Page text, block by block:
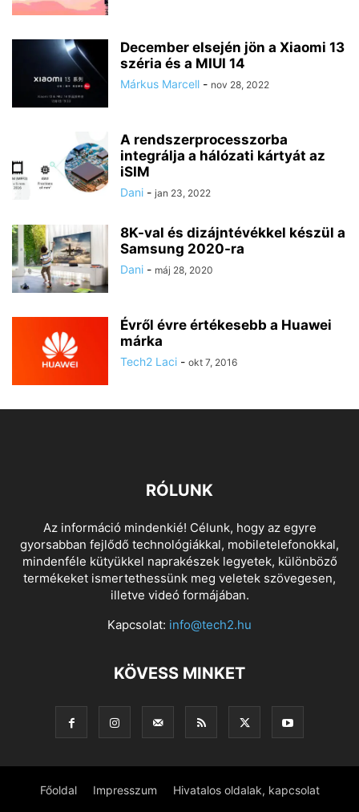
December elsején jön a Xiaomi 13
széria és a MIUI 14
Márkus Marcell - nov 28, 2022
A rendszerprocesszorba
integrálja a hálózati kártyát az
iSIM
Dani - jan 23, 2022
8K-val és dizájntévékkel készül a
Samsung 2020-ra
Dani - máj 28, 2020
Évről évre értékesebb a Huawei
márka
Tech2 Laci - okt 7, 2016
RÓLUNK
Az információ mindenkié! Célunk, hogy az egyre
gyorsabban fejlődő technológiákkal, mobiletelefonokkal,
mindenféle kütyükkel naprakészek legyetek, különböző
termékeket ismertethessünk meg veletek szövegesen,
illetve videó formájában.
Kapcsolat: info@tech2.hu
KÖVESS MINKET
Főoldal Impresszum Hivatalos oldalak, kapcsolat